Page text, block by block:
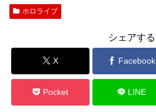
ホロライブ
シェアする
X Facebook
Pocket LINE